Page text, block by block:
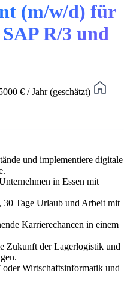
(m/w/d) für
R/3 und
€ / Jahr (geschätzt)
und implementiere digitale
in Essen mit
30 Tage Urlaub und Arbeit mit
Karrierechancen in einem
Zukunft der Lagerlogistik und
Wirtschaftsinformatik und